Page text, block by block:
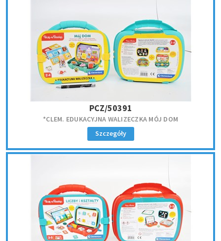
PCZ/50391
*CLEM. EDUKACYJNA WALIZECZKA MÓJ DOM
Szczegóły